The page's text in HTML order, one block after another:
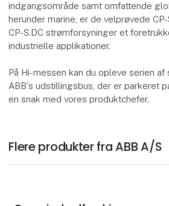
indgangsområde samt omfattende
herunder marine, er de velprøvede
CP-S.DC strømforsyninger et
industrielle applikationer.
På Hi-messen kan du opleve serien
ABB's udstillingsbus, der er parkeret
en snak med vores produktchefer.
Flere produkter fra ABB A/S